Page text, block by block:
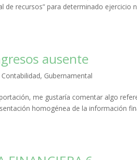
de recursos” para determinado ejercicio
ausente
Contabilidad, Gubernamental
me gustaría comentar algo
homogénea de la información